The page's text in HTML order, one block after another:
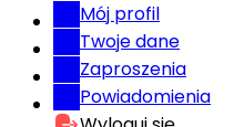
Mój profil
Twoje dane
Zaproszenia
Powiadomienia